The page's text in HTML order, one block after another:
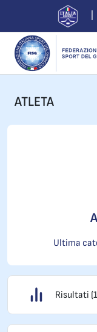
ATLETA
Ultima
Risultati